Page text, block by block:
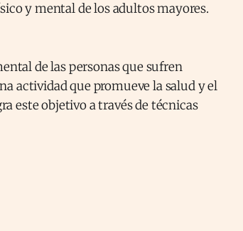
y mental de los adultos mayores.
de las personas que sufren
actividad que promueve la salud y el
este objetivo a través de técnicas